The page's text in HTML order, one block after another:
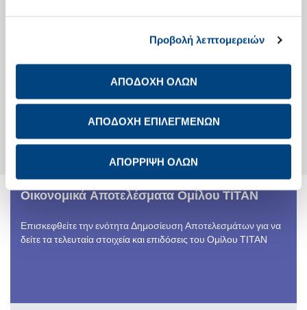
Προβολή λεπτομερειών
ΑΠΟΔΟΧΗ ΟΛΩΝ
ΑΠΟΔΟΧΗ ΕΠΙΛΕΓΜΕΝΩΝ
ΑΠΟΡΡΙΨΗ ΟΛΩΝ
Γενικές Συνελεύσεις Μετόχων
Διανομές στους μετόχους
Μετοχής
Μετοχικό Κεφάλαιο
Παραλαβή αξιών από το ΤΠΔ
Οικονομικά Αποτελέσματα Ομίλου ΤΙΤΑΝ
Επισκεφθείτε την ενότητα Δημοσίευση Αποτελεσμάτων για να
δείτε τα τελευταία στοιχεία και επιδόσεις του Ομίλου ΤΙΤΑΝ